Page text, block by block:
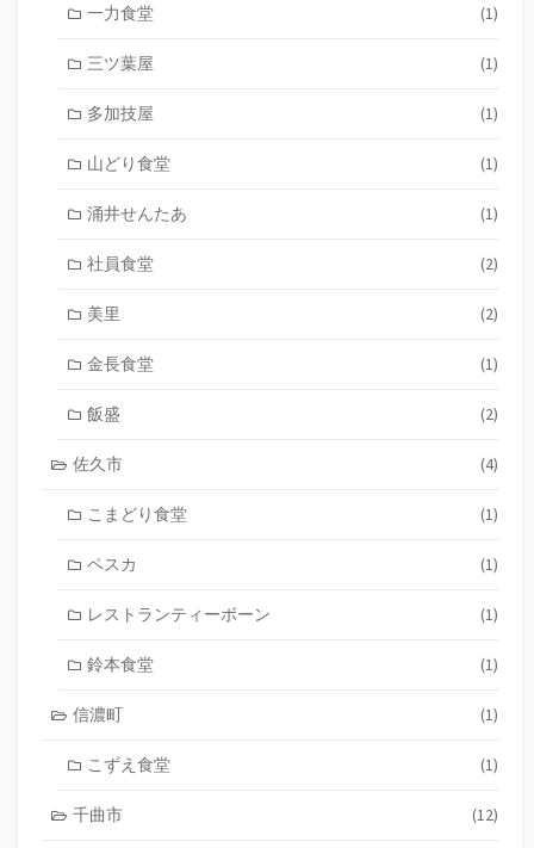
一力食堂 (1)
三ツ葉屋 (1)
多加技屋 (1)
山どり食堂 (1)
涌井せんたあ (1)
社員食堂 (2)
美里 (2)
金長食堂 (1)
飯盛 (2)
佐久市 (4)
こまどり食堂 (1)
ペスカ (1)
レストランティーボーン (1)
鈴本食堂 (1)
信濃町 (1)
こずえ食堂 (1)
千曲市 (12)